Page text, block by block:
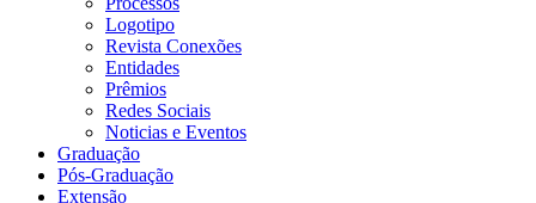
Logotipo
Revista Conexões
Entidades
Prêmios
Redes Sociais
Noticias e Eventos
Graduação
Pós-Graduação
Extensão